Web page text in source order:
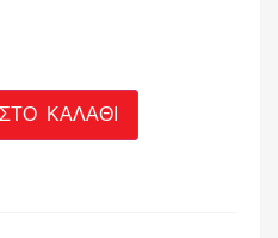
ΚΑΛΆΘΙ